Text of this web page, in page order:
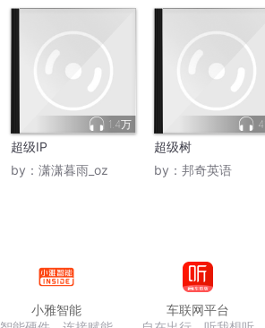
1.4万
超级IP
by： 潇潇暮雨_oz
超级树
by： 邦奇英语
小雅智能
车联网平台